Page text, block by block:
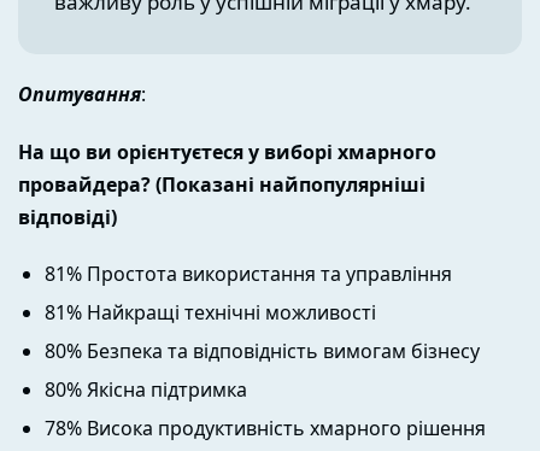
Опитування:
На що ви орієнтуєтеся у виборі хмарного
провайдера? (Показані найпопулярніші
відповіді)
81% Простота використання та управління
81% Найкращі технічні можливості
80% Безпека та відповідність вимогам бізнесу
80% Якісна підтримка
78% Висока продуктивність хмарного рішення